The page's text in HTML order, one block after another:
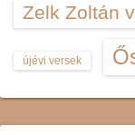
Zelk Zoltán
újévi versek